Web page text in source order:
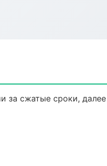
за сжатые сроки,